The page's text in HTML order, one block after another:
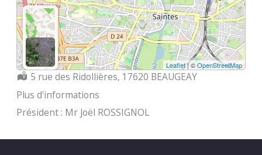
Leaflet| ©OpenStreetMap
Localisation :
5 rue des Ridollières, 17620 BEAUGEAY
Plus d'informations
Président : Mr Joël ROSSIGNOL